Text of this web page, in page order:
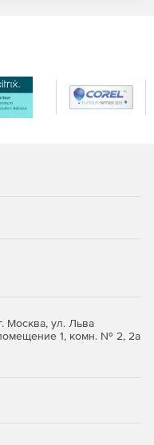
180000 элементов,
подобрать идеальный
с разной
будет прокрутить на
Москва, ул. Льва
1, комн. № 2, 2а